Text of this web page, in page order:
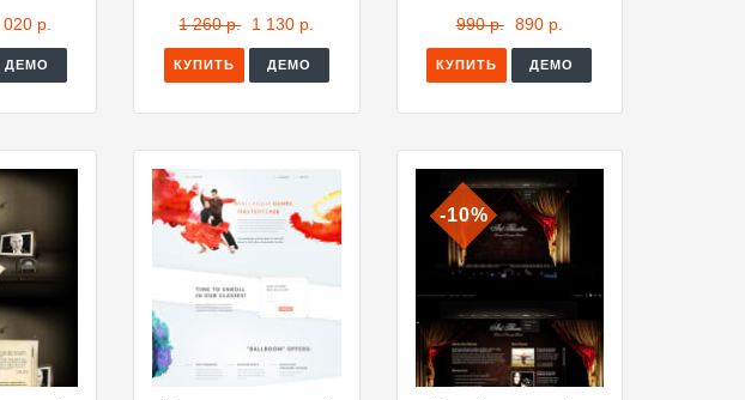
020 р.
ДЕМО
1 260 р. 1 130 р.
КУПИТЬ ДЕМО
990 р. 890 р.
КУПИТЬ ДЕМО
-10%